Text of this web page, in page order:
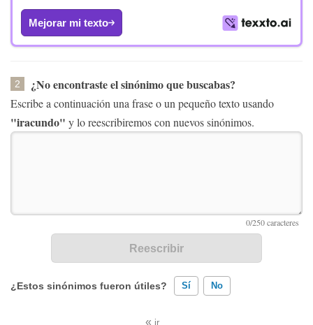
Mejorar mi texto
2 ¿No encontraste el sinónimo que buscabas?
Escribe a continuación una frase o un pequeño texto usando
"iracundo" y lo reescribiremos con nuevos sinónimos.
¿Estos sinónimos fueron útiles? Sí No
« ir